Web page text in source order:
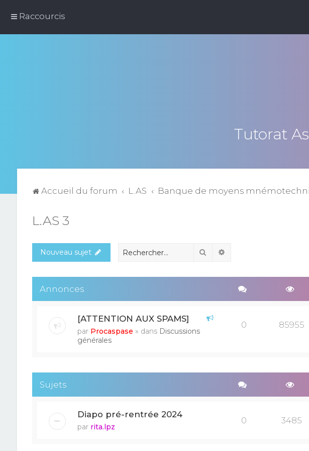
Raccourcis
Tutorat
Accueil du forum L.AS Banque de moyens
L.AS 3
Nouveau sujet Rechercher
Annonces
[ATTENTION AUX SPAMS]
par Procaspase » dans Discussions
générales
0 85955
Sujets
Diapo pré-rentrée 2024
par rita.lpz
0 3485